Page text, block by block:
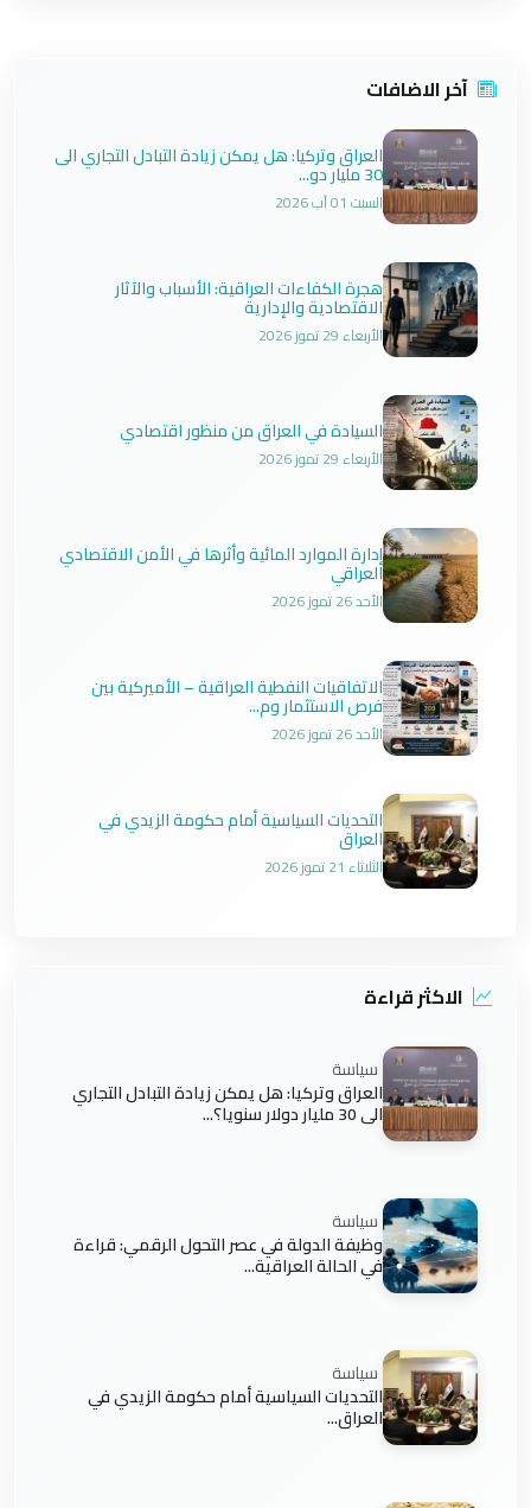
آخر الاضافات
العراق وتركيا: هل يمكن زيادة التبادل التجاري الى
30 مليار دو...
السبت 01 آب 2026
هجرة الكفاءات العراقية: الأسباب والآثار
الاقتصادية والإدارية
الأربعاء 29 تموز 2026
السيادة في العراق من منظور اقتصادي
الأربعاء 29 تموز 2026
إدارة الموارد المائية وأثرها في الأمن الاقتصادي
العراقي
الأحد 26 تموز 2026
الاتفاقيات النفطية العراقية – الأميركية بين
فرص الاستثمار وم...
الأحد 26 تموز 2026
التحديات السياسية أمام حكومة الزيدي في
العراق
الثلاثاء 21 تموز 2026
الاكثر قراءة
سياسة
العراق وتركيا: هل يمكن زيادة التبادل التجاري
الى 30 مليار دولار سنويا؟...
سياسة
وظيفة الدولة في عصر التحول الرقمي: قراءة
في الحالة العراقية...
سياسة
التحديات السياسية أمام حكومة الزيدي في
العراق...